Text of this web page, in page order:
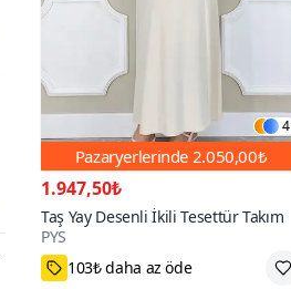
4
Pazaryerlerinde 2.050,00₺
1.947,50₺
Taş Yay Desenli İkili Tesettür Takım
PYS
44-46,52-54,42